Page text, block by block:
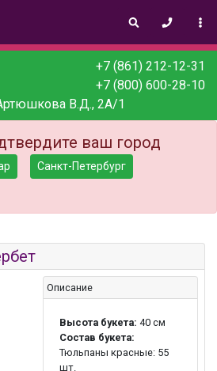
+7 (861) 212-12-31
+7 (800) 600-28-10
В.Д., 2А/1
ваш город
Санкт-Петербург
Описание
Высота букета: 40 см
Состав букета:
Тюльпаны красные: 55
шт.